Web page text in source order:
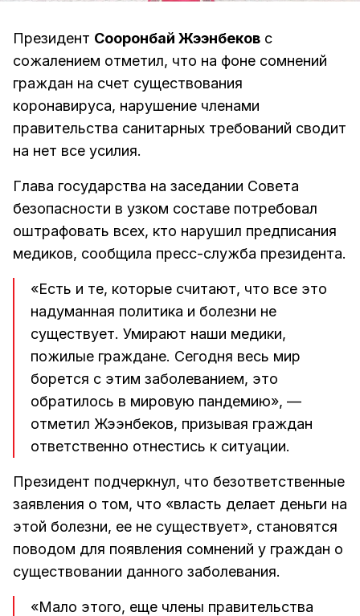
Президент Сооронбай Жээнбеков с
сожалением отметил, что на фоне сомнений
граждан на счет существования
коронавируса, нарушение членами
правительства санитарных требований сводит
на нет все усилия.
Глава государства на заседании Совета
безопасности в узком составе потребовал
оштрафовать всех, кто нарушил предписания
медиков, сообщила пресс-служба президента.
«Есть и те, которые считают, что все это
надуманная политика и болезни не
существует. Умирают наши медики,
пожилые граждане. Сегодня весь мир
борется с этим заболеванием, это
обратилось в мировую пандемию», —
отметил Жээнбеков, призывая граждан
ответственно отнестись к ситуации.
Президент подчеркнул, что безответственные
заявления о том, что «власть делает деньги на
этой болезни, ее не существует», становятся
поводом для появления сомнений у граждан о
существовании данного заболевания.
«Мало этого, еще члены правительства